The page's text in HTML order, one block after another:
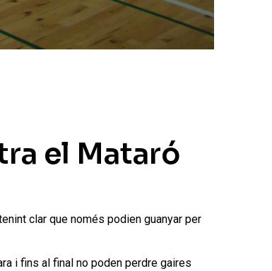
el Mataró
clar que només podien guanyar per
i fins al final no poden perdre gaires